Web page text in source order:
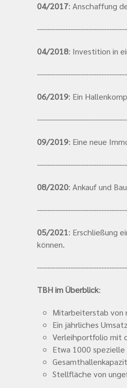
04/2017: Anschaffung
04/2018: Investition in
06/2019: Ein
09/2019: Eine neue
08/2020: Ankauf und
05/2021: Erschließung
können.
TBH im Überblick:
Mitarbeiterstab von
Ein jährliches
Verleihportfolio mit
Etwa 1000
Stellfläche von